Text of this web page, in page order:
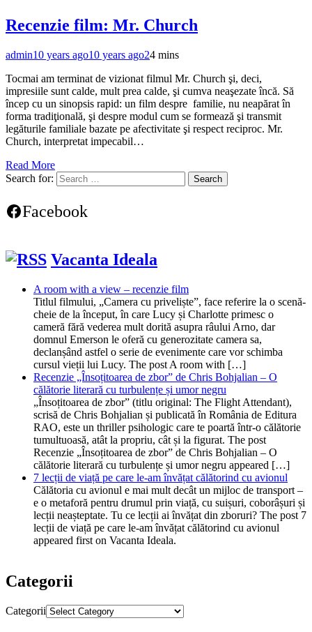
Recenzie film: Mr. Church
admin10 years ago10 years ago24 mins
Tocmai am terminat de vizionat filmul Mr. Church şi, deci,
impresiile sunt calde, mult prea calde, şi cumva neaşezate încă. Să
încep cu un sinopsis rapid: un film despre familie, nu neapărat în
forma tradiţională, şi despre modul cum se formează şi transmit
legăturile familiale bazate pe afectivitate şi respect reciproc. Mr.
Church, interpretat impecabil…
Read More
Search for:
Facebook
Vacanta Ideala
A room with a view – recenzie film
Titlul filmului, „Camera cu priveliște”, face referire la o scenă-
cheie de la început, în care Lucy și Charlotte primesc o
cameră fără vederea mult dorită asupra râului Arno, dar
domnul Emerson le oferă cu generozitate camera sa,
declanșând astfel o serie de evenimente care vor schimba
cursul vieții lui Lucy. The post A room with […]
Recenzie „Însoțitoarea de zbor” de Chris Bohjalian – O
călătorie literară cu turbulențe și umor negru
„Însoțitoarea de zbor” (titlu original: The Flight Attendant),
scrisă de Chris Bohjalian și publicată în România de Editura
RAO, este un thriller psihologic care te poartă într-o călătorie
tumultuoasă, atât la propriu, cât și la figurat. The post
Recenzie „Însoțitoarea de zbor” de Chris Bohjalian – O
călătorie literară cu turbulențe și umor negru appeared […]
7 lecții de viață pe care le-am învățat călătorind cu avionul
Călătoria cu avionul e mai mult decât un mijloc de transport –
e o metaforă pentru drumul prin viață, cu suișuri, coborâșuri și
lecții neașteptate. Tu ce lecții ai învățat din zboruri? The post 7
lecții de viață pe care le-am învățat călătorind cu avionul
appeared first on Vacanta Ideala.
Categorii
Categorii